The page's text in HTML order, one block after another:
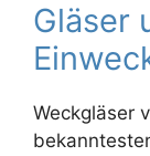
Gläser
Weckgläser